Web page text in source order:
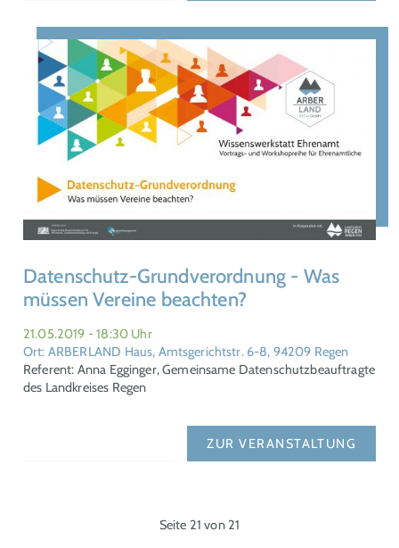
Datenschutz-Grundverordnung - Was
müssen Vereine beachten?
21.05.2019 - 18:30 Uhr
Ort: ARBERLAND Haus, Amtsgerichtstr. 6-8, 94209 Regen
Referent: Anna Egginger, Gemeinsame Datenschutzbeauftragte
des Landkreises Regen
ZUR VERANSTALTUNG
Seite 21 von 21